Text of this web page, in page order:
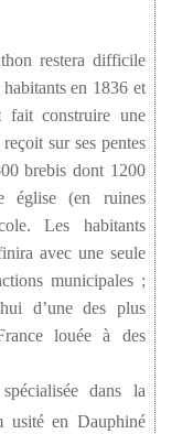
restera difficile
en 1836 et
construire une
sur ses pentes
brebis dont 1200
église (en ruines
Les habitants
avec une seule
municipales ;
d’une des plus
louée à des
dans la
usité en Dauphiné